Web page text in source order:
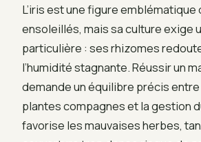
L’iris est une figure emblématique
ensoleillés, mais sa culture exige
particulière : ses rhizomes
l’humidité stagnante. Réussir un
demande un équilibre précis
plantes compagnes et la gestion
favorise les mauvaises herbes,